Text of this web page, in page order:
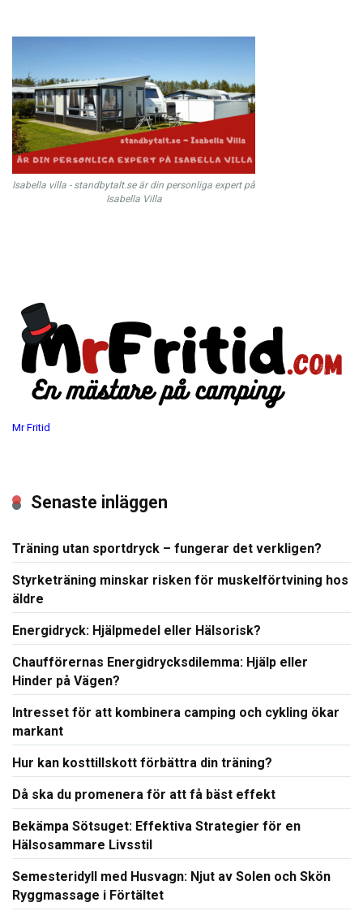
Isabella villa - standbytalt.se är din personliga expert på
Isabella Villa
Mr Fritid
Senaste inläggen
Träning utan sportdryck – fungerar det verkligen?
Styrketräning minskar risken för muskelförtvining hos
äldre
Energidryck: Hjälpmedel eller Hälsorisk?
Chaufförernas Energidrycksdilemma: Hjälp eller
Hinder på Vägen?
Intresset för att kombinera camping och cykling ökar
markant
Hur kan kosttillskott förbättra din träning?
Då ska du promenera för att få bäst effekt
Bekämpa Sötsuget: Effektiva Strategier för en
Hälsosammare Livsstil
Semesteridyll med Husvagn: Njut av Solen och Skön
Ryggmassage i Förtältet